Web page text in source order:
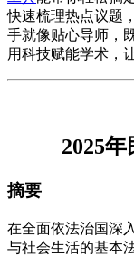
快速梳理热点议题
手就像贴心导师，
用科技赋能学术，
2025
摘要
在全面依法治国深
与社会生活的基本